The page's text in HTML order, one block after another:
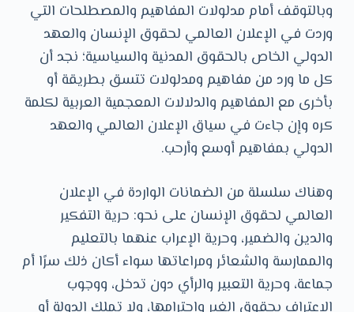
وبالتوقف أمام مدلولات المفاهيم والمصطلحات التي
وردت في الإعلان العالمي لحقوق الإنسان والعهد
الدولي الخاص بالحقوق المدنية والسياسية؛ نجد أن
كل ما ورد من مفاهيم ومدلولات تتسق بطريقة أو
بأخرى مع المفاهيم والدلالات المعجمية العربية لكلمة
كره وإن جاءت في سياق الإعلان العالمي والعهد
الدولي بمفاهيم أوسع وأرحب.
وهناك سلسلة من الضمانات الواردة في الإعلان
العالمي لحقوق الإنسان على نحو: حرية التفكير
والدين والضمير، وحرية الإعراب عنهما بالتعليم
والممارسة والشعائر ومراعاتها سواء أكان ذلك سرًا أم
جماعة، وحرية التعبير والرأي دون تدخل، ووجوب